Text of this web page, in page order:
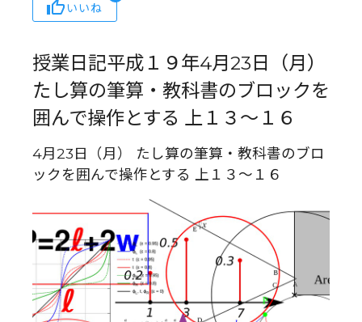
いいね
授業日記平成１９年4月23日（月）
たし算の筆算・教科書のブロックを
囲んで操作とする 上１３～１６
4月23日（月） たし算の筆算・教科書のブロ
ックを囲んで操作とする 上１３～１６